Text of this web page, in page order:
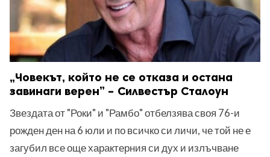
„Човекът, който не се отказа и остана
завинаги верен” – Силвестър Сталоун
Звездата от "Роки" и "Рамбо" отбелзява своя 76-и
рожден ден на 6 юли и по всичко си личи, че той не е
загубил все още характерния си дух и излъчване